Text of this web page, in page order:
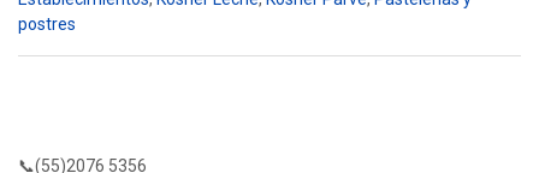
postres
📞(55)2076 5356